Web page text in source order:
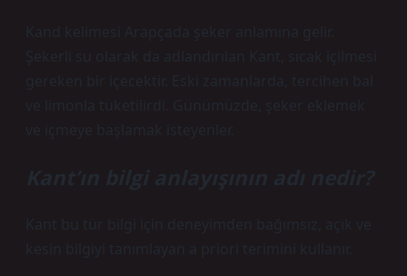
Kand kelimesi Arapçada şeker anlamına gelir.
Şekerli su olarak da adlandırılan Kant, sıcak içilmesi
gereken bir içecektir. Eski zamanlarda, tercihen bal
ve limonla tüketilirdi. Günümüzde, şeker eklemek
ve içmeye başlamak isteyenler.
Kant’ın bilgi anlayışının adı nedir?
Kant bu tür bilgi için deneyimden bağımsız, açık ve
kesin bilgiyi tanımlayan a priori terimini kullanır.